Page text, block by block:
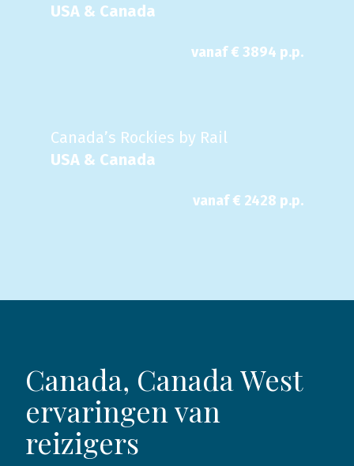
USA & Canada
vanaf € 3894 p.p.
Canada’s Rockies by Rail
USA & Canada
vanaf € 2428 p.p.
Canada, Canada West
ervaringen van
reizigers